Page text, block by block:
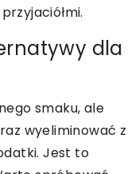
dla
smaku, ale
wyeliminować z
Jest to